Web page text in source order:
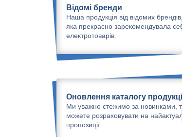
Відомі бренди
Наша продукція від відомих брендів,
яка прекрасно зарекомендувала
електротоварів.
Оновлення каталогу
Ми уважно стежимо за новинками,
можете розраховувати на
пропозиції.